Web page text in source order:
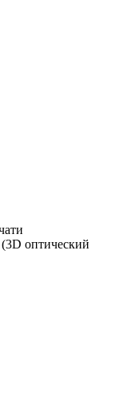
оптический